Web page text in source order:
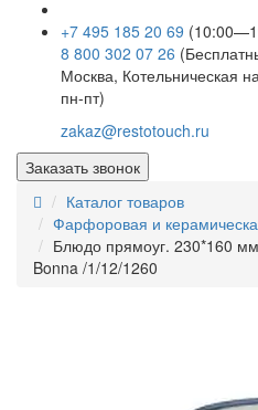
+7 495 185 20 69
8 800 302 07 26
Москва, Котельническая
пн-пт)
zakaz@restotouch.ru
Заказать звонок
Каталог товаров
Фарфоровая и
Блюдо прямоуг. 230*160
Bonna /1/12/1260